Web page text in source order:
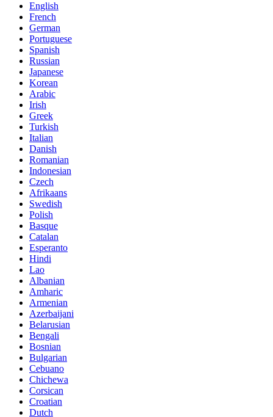
English
French
German
Portuguese
Spanish
Russian
Japanese
Korean
Arabic
Irish
Greek
Turkish
Italian
Danish
Romanian
Indonesian
Czech
Afrikaans
Swedish
Polish
Basque
Catalan
Esperanto
Hindi
Lao
Albanian
Amharic
Armenian
Azerbaijani
Belarusian
Bengali
Bosnian
Bulgarian
Cebuano
Chichewa
Corsican
Croatian
Dutch